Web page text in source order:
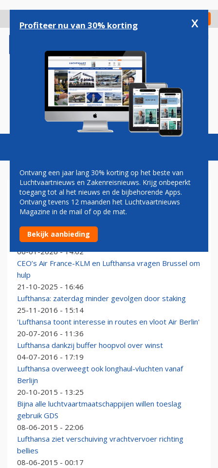
gaan
Check in
Magazine Podcasts Vacatures
SPOHR
Lufthansa rekent op heropening Russisch luchtruim in
2026
06-01-2026 - 14:02
CEO’s Air France-KLM en Lufthansa vragen Brussel om
hulp
21-10-2025 - 16:46
Lufthansa: zaterdag minder gevolgen door staking
25-11-2016 - 15:14
'Lufthansa toont interesse in routes en vloot Air Berlin'
20-07-2016 - 11:36
Lufthansa dankzij buffer hoopvol over winst
04-07-2016 - 17:19
Lufthansa overweegt ook longhaul-vluchten vanaf
Berlijn
20-10-2015 - 13:25
Bijna alle luchtvaartmaatschappijen willen toeslag
gebruik GDS
08-06-2015 - 22:06
Lufthansa ziet verschuiving vrachtvervoer richting
bellies
08-06-2015 - 00:17
Profiteer nu van 30% korting x
Ontvang een jaar lang 30% korting op het beste van
Luchtvaartnieuws en Zakenreisnieuws. Krijg onbeperkt
toegang tot al het nieuws en de bijbehorende Apps.
Ontvang tevens 12 maanden het Luchtvaartnieuws
Magazine in de mail of op de mat.
Bekijk aanbieding